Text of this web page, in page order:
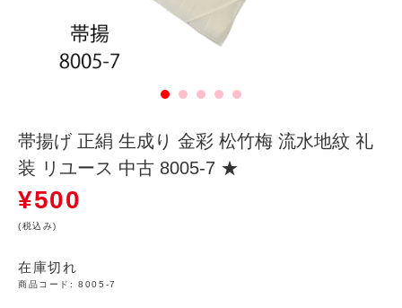
帯揚げ 正絹 生成り 金彩 松竹梅 流水地紋 礼
装 リユース 中古 8005-7 ★
¥500
(税込み)
在庫切れ
商品コード:8005-7